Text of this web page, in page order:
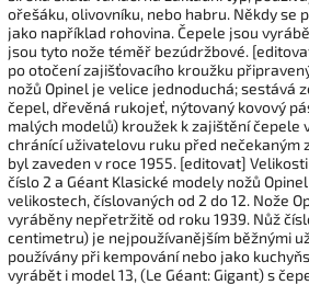
ořešáku, olivovníku, nebo habru. Někdy se
jako například rohovina. Čepele jsou
jsou tyto nože téměř bezúdržbové.
po otočení zajišťovacího kroužku
nožů Opinel je velice jednoduchá; sestává
čepel, dřevěná rukojeť, nýtovaný kovový
malých modelů) kroužek k zajištění čepele
chránící uživatelovu ruku před nečekaným
byl zaveden v roce 1955. [editovat]
číslo 2 a Géant Klasické modely nožů
velikostech, číslovaných od 2 do 12. Nože
vyráběny nepřetržitě od roku 1939. Nůž
centimetru) je nejpoužívanějším běžnými
používány při kempování nebo jako
vyrábět i model 13, (Le Géant: Gigant) s